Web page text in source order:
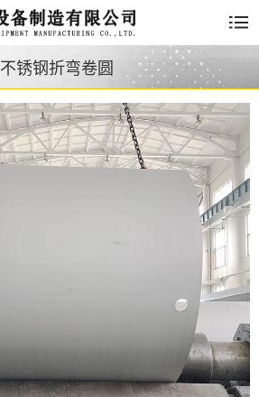
不锈钢折弯卷圆